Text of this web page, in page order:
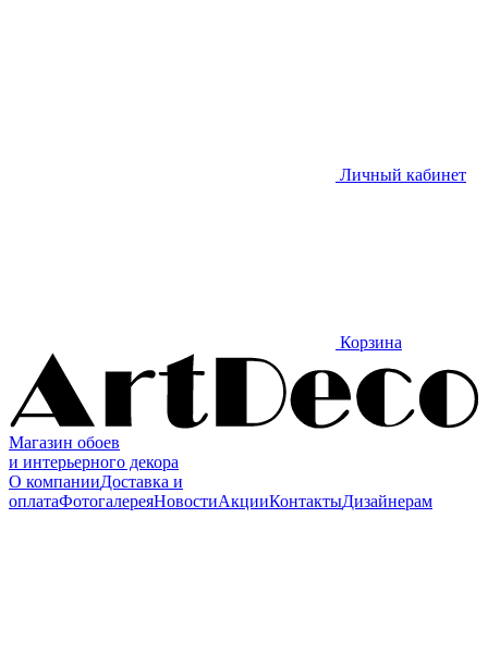
Личный кабинет
Корзина
Магазин обоев
и интерьерного декора
О компанииДоставка и
оплатаФотогалереяНовостиАкцииКонтактыДизайнерам